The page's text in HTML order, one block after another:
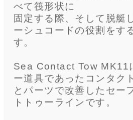
べて筏形状に
固定する際、そして脱艇
ーシュコードの役割をす
す。
Sea Contact Tow MK11
ー道具であったコンタク
とパーツで改善したセー
トトゥーラインです。